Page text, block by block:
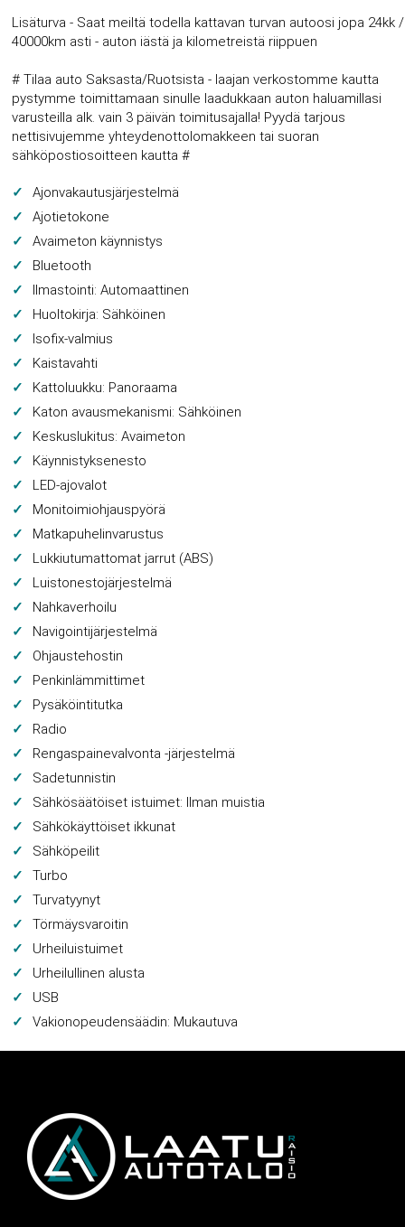
Lisäturva - Saat meiltä todella kattavan turvan autoosi jopa 24kk /
40000km asti - auton iästä ja kilometreistä riippuen
# Tilaa auto Saksasta/Ruotsista - laajan verkostomme kautta
pystymme toimittamaan sinulle laadukkaan auton haluamillasi
varusteilla alk. vain 3 päivän toimitusajalla! Pyydä tarjous
nettisivujemme yhteydenottolomakkeen tai suoran
sähköpostiosoitteen kautta #
Ajonvakautusjärjestelmä
Ajotietokone
Avaimeton käynnistys
Bluetooth
Ilmastointi: Automaattinen
Huoltokirja: Sähköinen
Isofix-valmius
Kaistavahti
Kattoluukku: Panoraama
Katon avausmekanismi: Sähköinen
Keskuslukitus: Avaimeton
Käynnistyksenesto
LED-ajovalot
Monitoimiohjauspyörä
Matkapuhelinvarustus
Lukkiutumattomat jarrut (ABS)
Luistonestojärjestelmä
Nahkaverhoilu
Navigointijärjestelmä
Ohjaustehostin
Penkinlämmittimet
Pysäköintitutka
Radio
Rengaspainevalvonta -järjestelmä
Sadetunnistin
Sähkösäätöiset istuimet: Ilman muistia
Sähkökäyttöiset ikkunat
Sähköpeilit
Turbo
Turvatyynyt
Törmäysvaroitin
Urheiluistuimet
Urheilullinen alusta
USB
Vakionopeudensäädin: Mukautuva